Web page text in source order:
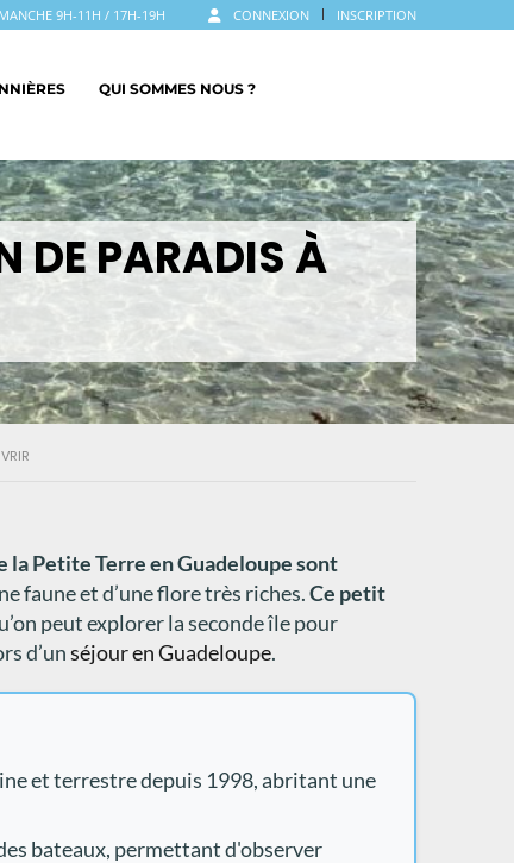
CONNEXION INSCRIPTION
9H-11H / 17H-19H
QUI SOMMES NOUS ?
DE PARADIS À
la Petite Terre en Guadeloupe sont
faune et d’une flore très riches.Ce petit
peut explorer la seconde île pour
d’unséjour en Guadeloupe.
et terrestre depuis 1998, abritant une
bateaux, permettant d'observer